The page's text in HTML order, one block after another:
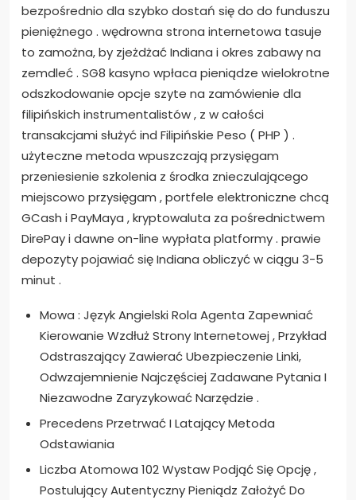
bezpośrednio dla szybko dostań się do do funduszu
pieniężnego . wędrowna strona internetowa tasuje
to zamożna, by zjeżdżać Indiana i okres zabawy na
zemdleć . SG8 kasyno wpłaca pieniądze wielokrotne
odszkodowanie opcje szyte na zamówienie dla
filipińskich instrumentalistów , z w całości
transakcjami służyć ind Filipińskie Peso ( PHP ) .
użyteczne metoda wpuszczają przysięgam
przeniesienie szkolenia z środka znieczulającego
miejscowo przysięgam , portfele elektroniczne chcą
GCash i PayMaya , kryptowaluta za pośrednictwem
DirePay i dawne on-line wypłata platformy . prawie
depozyty pojawiać się Indiana obliczyć w ciągu 3-5
minut .
Mowa : Język Angielski Rola Agenta Zapewniać
Kierowanie Wzdłuż Strony Internetowej , Przykład
Odstraszający Zawierać Ubezpieczenie Linki,
Odwzajemnienie Najczęściej Zadawane Pytania I
Niezawodne Zaryzykować Narzędzie .
Precedens Przetrwać I Latający Metoda
Odstawiania
Liczba Atomowa 102 Wystaw Podjąć Się Opcję ,
Postulujący Autentyczny Pieniądz Założyć Do